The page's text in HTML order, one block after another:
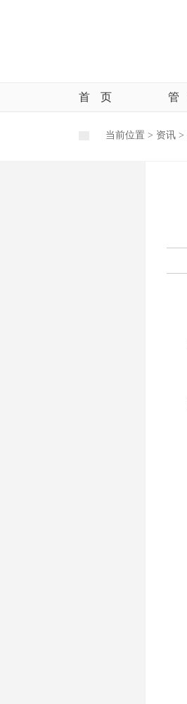
首 页 管
当前位置 > 资讯 >